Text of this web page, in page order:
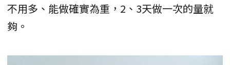
不用多、能做確實為重，2、3天做一次的量就
夠。